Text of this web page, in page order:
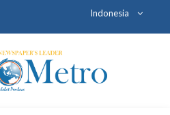
Indonesia